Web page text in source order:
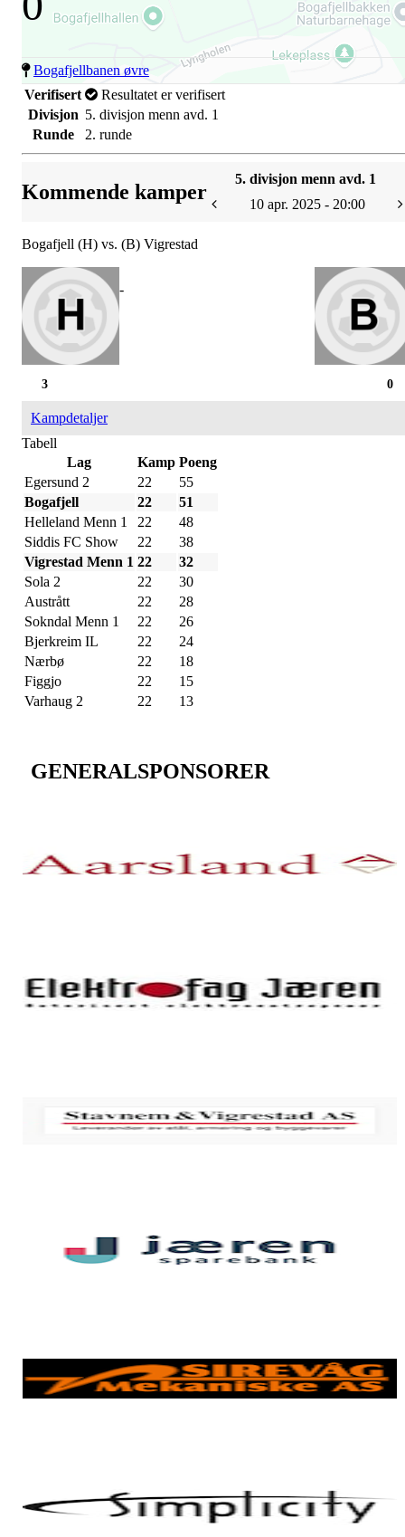
Bogafjellbanen øvre
Verifisert
Resultatet er verifisert
Divisjon 5. divisjon menn avd. 1
Runde
2. runde
Kommende kamper
5. divisjon menn avd. 1
10 apr. 2025 - 20:00
Bogafjell (H) vs. (B) Vigrestad
-
0
3
Kampdetaljer
Tabell
Lag
Kamp Poeng
Egersund 2
22
55
Bogafjell
22
51
Helleland Menn 1
22
48
Siddis FC Show
22
38
Vigrestad Menn 1 22
32
Sola 2
22
30
Austrått
22
28
Sokndal Menn 1
22
26
Bjerkreim IL
22
24
Nærbø
22
18
Figgjo
22
15
Varhaug 2
22 13
GENERALSPONSORER